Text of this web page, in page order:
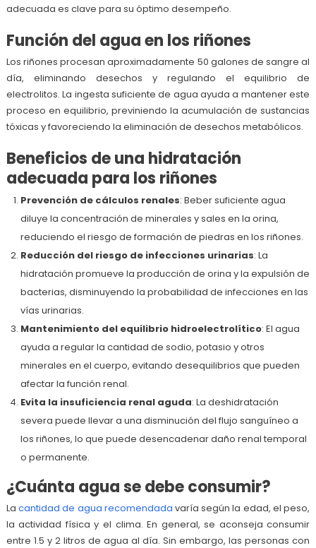
adecuada es clave para su óptimo desempeño.
Función del agua en los riñones
Los riñones procesan aproximadamente 50 galones de sangre al
día, eliminando desechos y regulando el equilibrio de
electrolitos. La ingesta suficiente de agua ayuda a mantener este
proceso en equilibrio, previniendo la acumulación de sustancias
tóxicas y favoreciendo la eliminación de desechos metabólicos.
Beneficios de una hidratación
adecuada para los riñones
Prevención de cálculos renales: Beber suficiente agua
diluye la concentración de minerales y sales en la orina,
reduciendo el riesgo de formación de piedras en los riñones.
Reducción del riesgo de infecciones urinarias: La
hidratación promueve la producción de orina y la expulsión de
bacterias, disminuyendo la probabilidad de infecciones en las
vías urinarias.
Mantenimiento del equilibrio hidroelectrolítico: El agua
ayuda a regular la cantidad de sodio, potasio y otros
minerales en el cuerpo, evitando desequilibrios que pueden
afectar la función renal.
Evita la insuficiencia renal aguda: La deshidratación
severa puede llevar a una disminución del flujo sanguíneo a
los riñones, lo que puede desencadenar daño renal temporal
o permanente.
¿Cuánta agua se debe consumir?
Lacantidad de agua recomendada varía según la edad, el peso,
la actividad física y el clima. En general, se aconseja consumir
entre 1.5 y 2 litros de agua al día. Sin embargo, las personas con